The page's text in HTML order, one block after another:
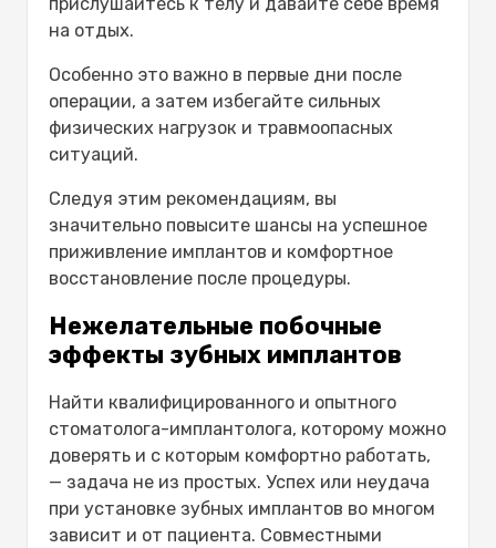
на отдых.
Особенно это важно в первые дни после
операции, а затем избегайте сильных
физических нагрузок и травмоопасных
ситуаций.
Следуя этим рекомендациям, вы
значительно повысите шансы на успешное
приживление имплантов и комфортное
восстановление после процедуры.
Нежелательные побочные
эффекты зубных имплантов
Найти квалифицированного и опытного
стоматолога-имплантолога, которому можно
доверять и с которым комфортно работать,
— задача не из простых. Успех или неудача
при установке зубных имплантов во многом
зависит и от пациента. Совместными